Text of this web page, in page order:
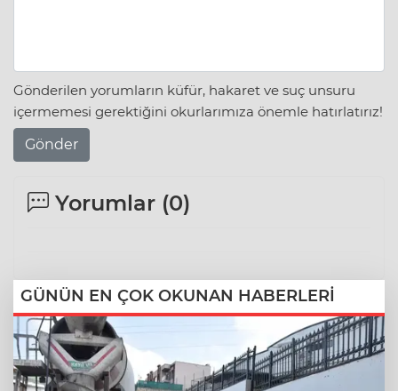
Gönderilen yorumların küfür, hakaret ve suç unsuru
içermemesi gerektiğini okurlarımıza önemle hatırlatırız!
Gönder
Yorumlar (0)
GÜNÜN EN ÇOK OKUNAN HABERLERİ